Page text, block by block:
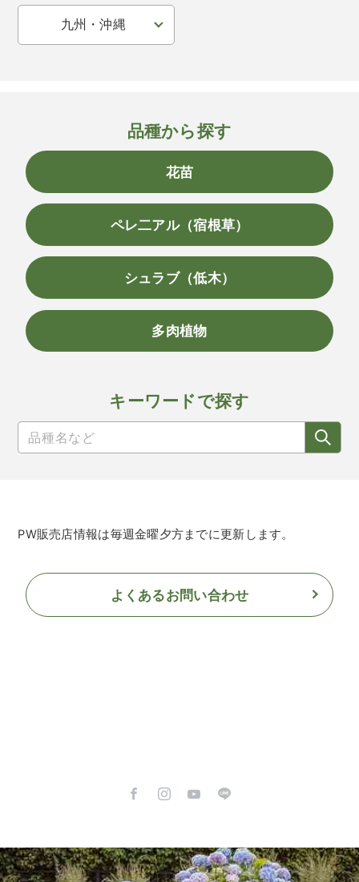
九州・沖縄
品種から探す
花苗
ペレ二アル（宿根草）
シュラブ（低木）
多肉植物
キーワードで探す
PW販売店情報は毎週金曜夕方までに更新します。
よくあるお問い合わせ